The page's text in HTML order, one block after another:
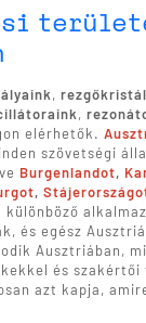
,
,
elérhetők.
szövetségi
Burgenlandot,
,
különböző
és egész
Ausztriában,
és szakértői
azt kapja,